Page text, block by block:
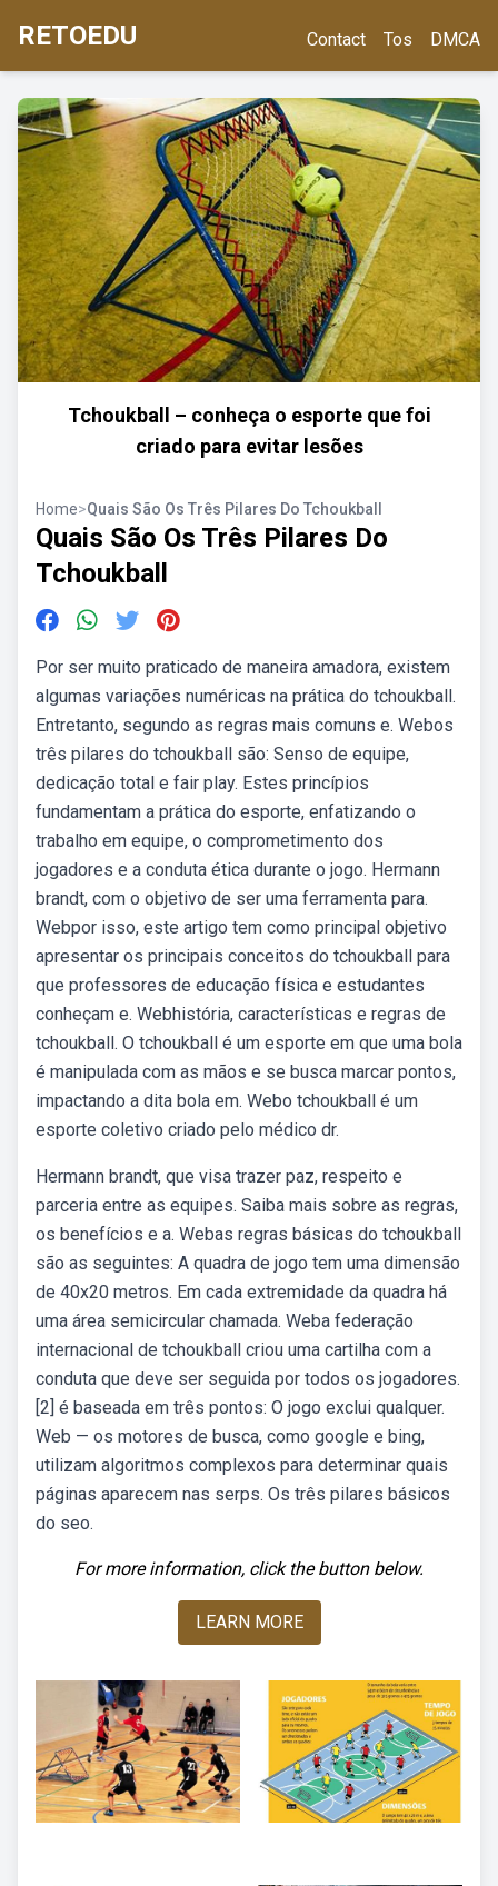
RETOEDU Contact Tos DMCA
Tchoukball – conheça o esporte que foi
criado para evitar lesões
Home>Quais São Os Três Pilares Do Tchoukball
Quais São Os Três Pilares Do
Tchoukball
Por ser muito praticado de maneira amadora, existem
algumas variações numéricas na prática do tchoukball.
Entretanto, segundo as regras mais comuns e. Webos
três pilares do tchoukball são: Senso de equipe,
dedicação total e fair play. Estes princípios
fundamentam a prática do esporte, enfatizando o
trabalho em equipe, o comprometimento dos
jogadores e a conduta ética durante o jogo. Hermann
brandt, com o objetivo de ser uma ferramenta para.
Webpor isso, este artigo tem como principal objetivo
apresentar os principais conceitos do tchoukball para
que professores de educação física e estudantes
conheçam e. Webhistória, características e regras de
tchoukball. O tchoukball é um esporte em que uma bola
é manipulada com as mãos e se busca marcar pontos,
impactando a dita bola em. Webo tchoukball é um
esporte coletivo criado pelo médico dr.
Hermann brandt, que visa trazer paz, respeito e
parceria entre as equipes. Saiba mais sobre as regras,
os benefícios e a. Webas regras básicas do tchoukball
são as seguintes: A quadra de jogo tem uma dimensão
de 40x20 metros. Em cada extremidade da quadra há
uma área semicircular chamada. Weba federação
internacional de tchoukball criou uma cartilha com a
conduta que deve ser seguida por todos os jogadores.
[2] é baseada em três pontos: O jogo exclui qualquer.
Web — os motores de busca, como google e bing,
utilizam algoritmos complexos para determinar quais
páginas aparecem nas serps. Os três pilares básicos
do seo.
For more information, click the button below.
LEARN MORE